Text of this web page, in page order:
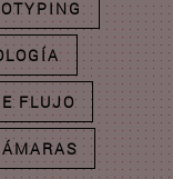
FLUJO